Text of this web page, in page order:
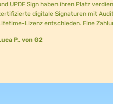
Sign haben ihren Platz verdient. Ich
digitale Signaturen mit Audit-Trail
entschieden. Eine Zahlung jetzt,
G2